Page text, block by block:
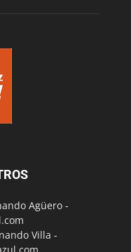
Agüero -
Villa -